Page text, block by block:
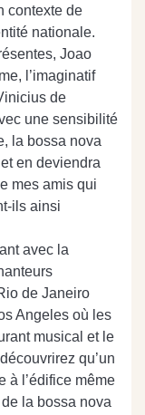
contexte de
nationale.
Joao
l’imaginatif
de
une sensibilité
la bossa nova
en deviendra
mes amis qui
ils ainsi
avec la
de Janeiro
Angeles où les
musical et le
qu’un
à l’édifice même
la bossa nova